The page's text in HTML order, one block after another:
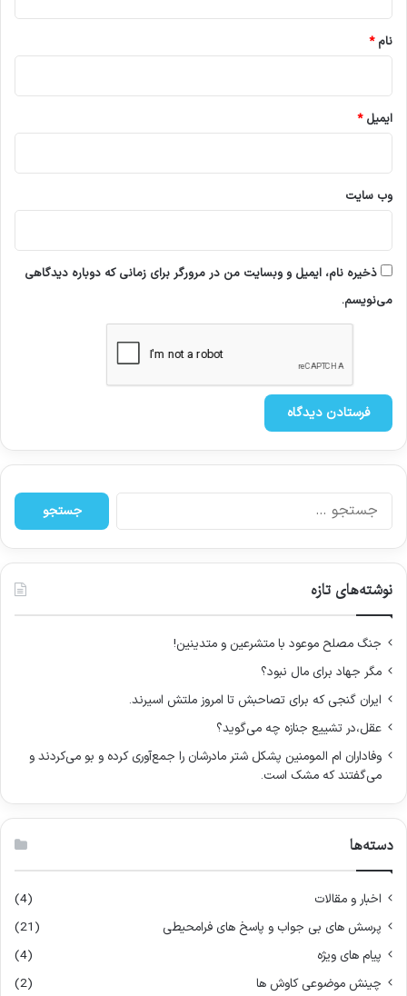
نام*
ایمیل*
وب‌ سایت
ذخیره نام، ایمیل و وبسایت من در مرورگر برای زمانی که دوباره دیدگاهی
می‌نویسم.
ج
س
ج
ر
نوشته‌های تازه
جنگ مصلح موعود با متشرعین و متدینین!
مگر جهاد برای مال نبود؟
ایران گنجی که برای تصاحبش تا امروز ملتش اسیرند.
عقل،در تشییع جنازه چه می‌گوید؟
وفاداران ام المومنین پشکل شتر مادرشان را جمع‌آوری کرده و بو می‌کردند و
می‌گفتند که مشک است.
دسته‌ها
اخبار و مقالات
(4)
پرسش های بی جواب و پاسخ های فرامحیطی
(21)
پیام های ویژه
(4)
چینش موضوعی کاوش ها
(2)